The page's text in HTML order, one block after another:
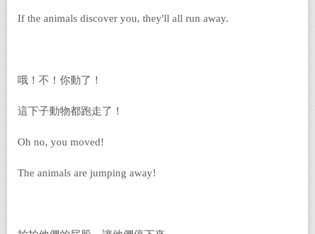
If the animals discover you, they'll all run away.
哦！不！你動了！
這下子動物都跑走了！
Oh no, you moved!
The animals are jumping away!